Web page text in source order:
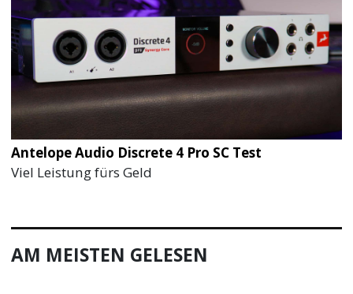
Antelope Audio Discrete 4 Pro SC Test
Viel Leistung fürs Geld
AM MEISTEN GELESEN